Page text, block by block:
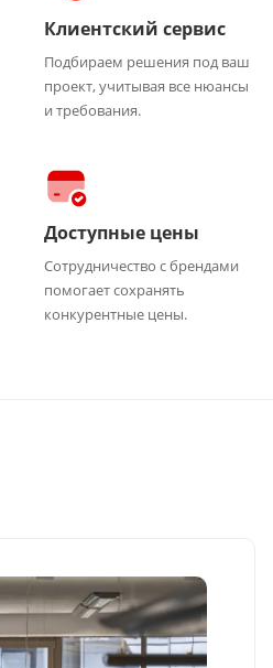
Клиентский сервис
Подбираем решения под ваш
проект, учитывая все нюансы
и требования.
Доступные цены
Сотрудничество с брендами
помогает сохранять
конкурентные цены.